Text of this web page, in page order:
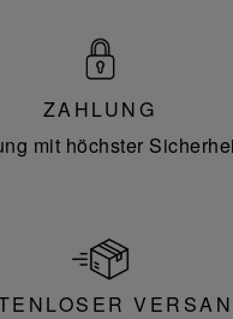
ZAHLUNG
mit höchster